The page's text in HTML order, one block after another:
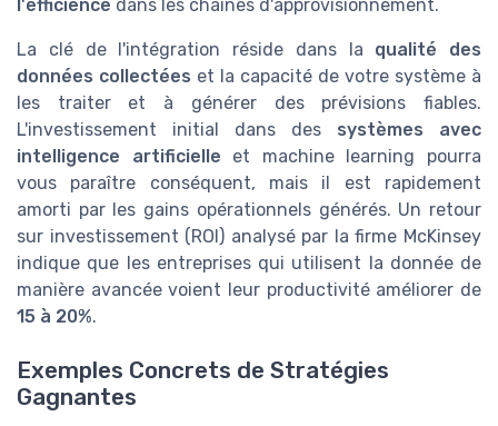
l'efficience dans les chaînes d'approvisionnement.
La clé de l'intégration réside dans la qualité des
données collectées et la capacité de votre système à
les traiter et à générer des prévisions fiables.
L'investissement initial dans des systèmes avec
intelligence artificielle et machine learning pourra
vous paraître conséquent, mais il est rapidement
amorti par les gains opérationnels générés. Un retour
sur investissement (ROI) analysé par la firme McKinsey
indique que les entreprises qui utilisent la donnée de
manière avancée voient leur productivité améliorer de
15 à 20%.
Exemples Concrets de Stratégies
Gagnantes